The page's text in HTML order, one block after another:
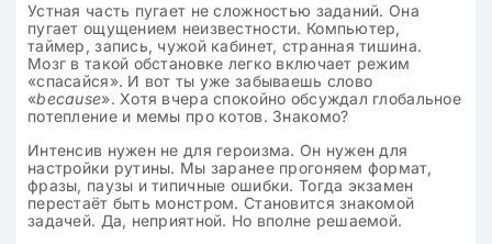
Устная часть пугает не сложностью заданий. Она
пугает ощущением неизвестности. Компьютер,
таймер, запись, чужой кабинет, странная тишина.
Мозг в такой обстановке легко включает режим
«спасайся». И вот ты уже забываешь слово
«because». Хотя вчера спокойно обсуждал глобальное
потепление и мемы про котов. Знакомо?
Интенсив нужен не для героизма. Он нужен для
настройки рутины. Мы заранее прогоняем формат,
фразы, паузы и типичные ошибки. Тогда экзамен
перестаёт быть монстром. Становится знакомой
задачей. Да, неприятной. Но вполне решаемой.